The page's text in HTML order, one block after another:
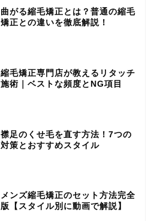
曲がる縮毛矯正とは？普通の縮毛
矯正との違いを徹底解説！
縮毛矯正専門店が教えるリタッチ
施術｜ベストな頻度とNG項目
襟足のくせ毛を直す方法！7つの
対策とおすすめスタイル
メンズ縮毛矯正のセット方法完全
版【スタイル別に動画で解説】